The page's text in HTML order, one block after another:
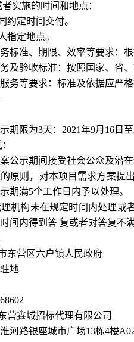
实施的时间和地点：
约定时间交付。
指定地点。
标准、期限、效率等要求：
及验收标准：按照国家、省
务等要求：标准及依据应严
期限为3天： 2021年9月 16 日至
公示期间接受社会公众及潜在
原则，对本项目需求方案提
期满5个工作日内予以处理。
机构未在规定时间内处理或
间内得到答 复或者对答复不
东营区六户镇人民政府
地
营鑫城招标代理有限公司
河路银座城市广场13栋4楼